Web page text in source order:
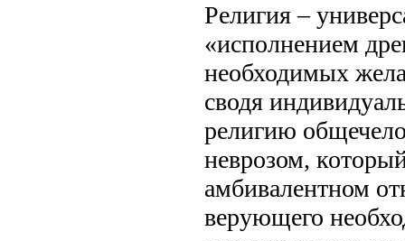
Религия –
«исполнением
необходимых
сводя
религию
неврозом,
амбивалентном
верующего